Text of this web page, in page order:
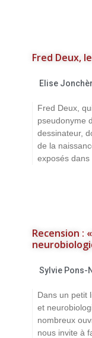
Fred Deux,
Elise
Fred Deux,
pseudonyme
dessinateur,
de la
exposés dans
Recension :
Sylvie Pons-
Dans un petit
et
nombreux
nous invite à